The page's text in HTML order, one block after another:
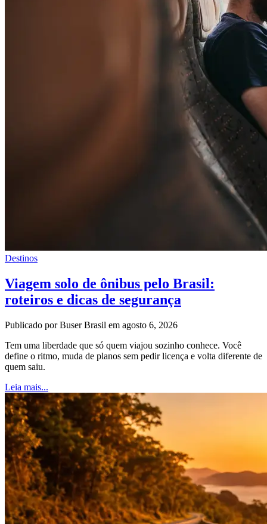
Destinos
Viagem solo de ônibus pelo Brasil:
roteiros e dicas de segurança
Publicado por Buser Brasil em agosto 6, 2026
Tem uma liberdade que só quem viajou sozinho conhece. Você
define o ritmo, muda de planos sem pedir licença e volta diferente de
quem saiu.
Leia mais...